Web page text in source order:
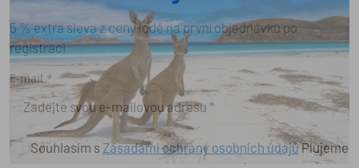
NABÍDKY PLUJEME
5 % extra sleva z ceny lodě na první objednávku po
registraci
E-mail *